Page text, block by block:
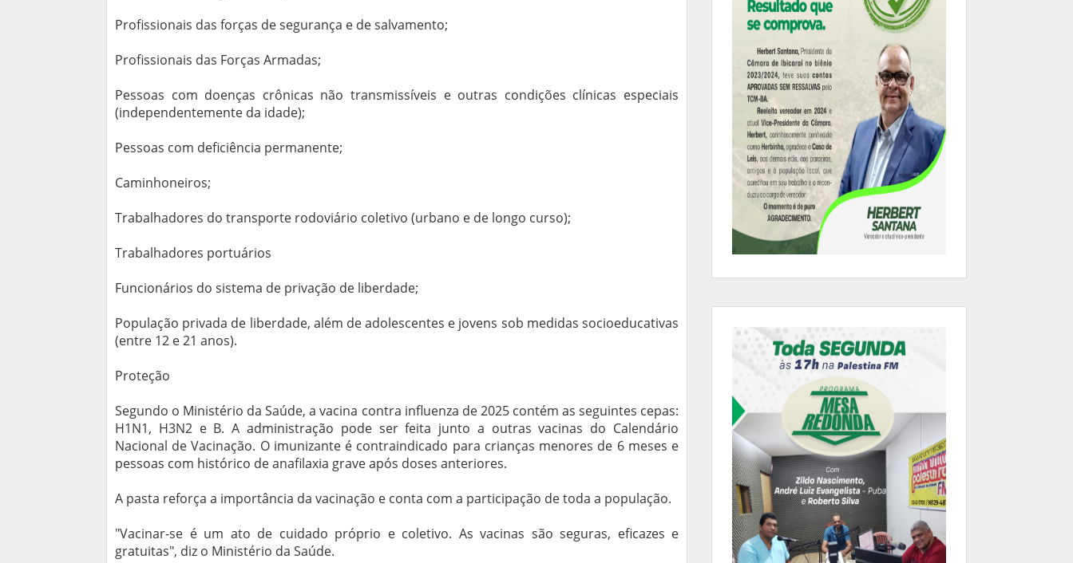
Profissionais das forças de segurança e de salvamento;
Profissionais das Forças Armadas;
Pessoas com doenças crônicas não transmissíveis e outras condições clínicas especiais
(independentemente da idade);
Pessoas com deficiência permanente;
Caminhoneiros;
Trabalhadores do transporte rodoviário coletivo (urbano e de longo curso);
Trabalhadores portuários
Funcionários do sistema de privação de liberdade;
População privada de liberdade, além de adolescentes e jovens sob medidas socioeducativas
(entre 12 e 21 anos).
Proteção
Segundo o Ministério da Saúde, a vacina contra influenza de 2025 contém as seguintes cepas:
H1N1, H3N2 e B. A administração pode ser feita junto a outras vacinas do Calendário
Nacional de Vacinação. O imunizante é contraindicado para crianças menores de 6 meses e
pessoas com histórico de anafilaxia grave após doses anteriores.
A pasta reforça a importância da vacinação e conta com a participação de toda a população.
"Vacinar-se é um ato de cuidado próprio e coletivo. As vacinas são seguras, eficazes e
gratuitas", diz o Ministério da Saúde.